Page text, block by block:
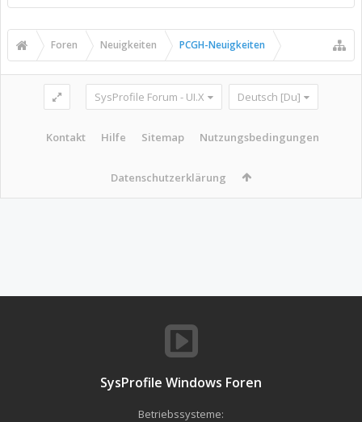
Foren Neuigkeiten PCGH-Neuigkeiten
SysProfile Forum - UI.X Deutsch [Du]
Kontakt Hilfe Sitemap Nutzungsbedingungen
Datenschutzerklärung
SysProfile Windows Foren
Betriebssysteme: